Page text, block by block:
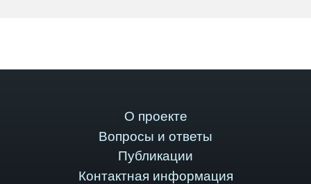
О проекте
Вопросы и ответы
Публикации
Контактная информация